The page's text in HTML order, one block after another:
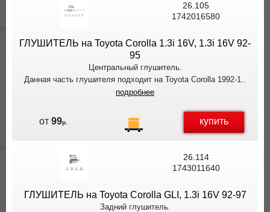
26.105
1742016580
ГЛУШИТЕЛЬ на Toyota Corolla 1.3i 16V, 1.3i 16V 92-
95
Центральный глушитель.
Данная часть глушителя подходит на Toyota Corolla 1992-1..
подробнее
от99р. купить
26.114
1743011640
ГЛУШИТЕЛЬ на Toyota Corolla GLI, 1.3i 16V 92-97
Задний глушитель.